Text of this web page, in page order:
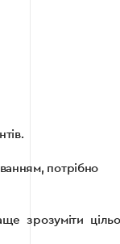
потрібно
зрозуміти